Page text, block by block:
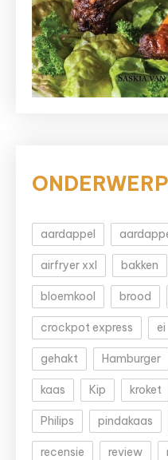
aardappel
airfryer xxl bakken
bloemkool brood
crockpot express ei
gehakt Hamburger
kaas Kip kroket
Philips pindakaas
recensie review